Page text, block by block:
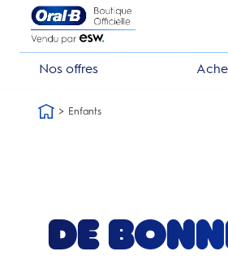
Skip Navigation1
Nos offres
Enfants
De